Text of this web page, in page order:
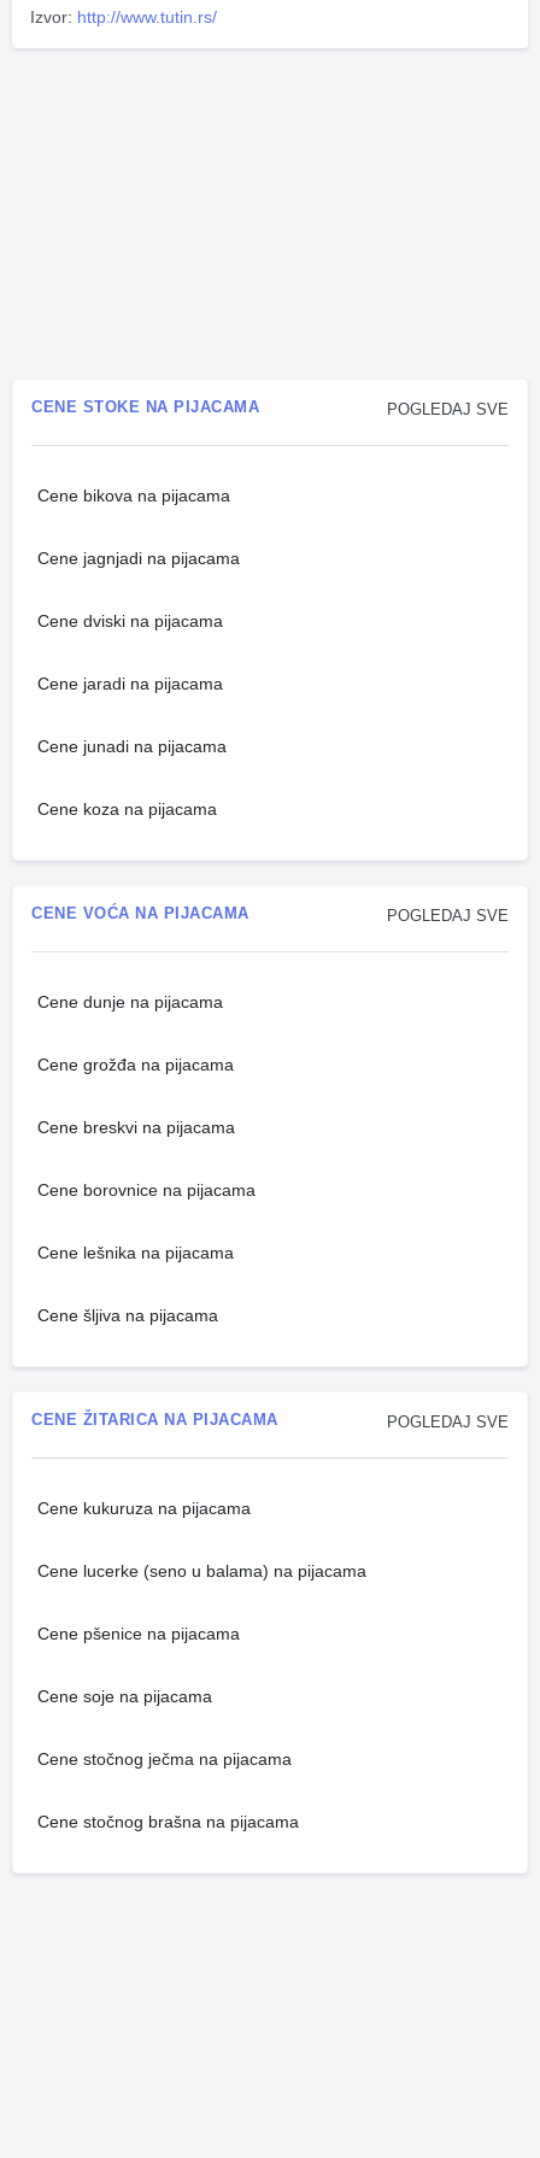
Izvor: http://www.tutin.rs/
POGLEDAJ SVE
CENE STOKE NA PIJACAMA
Cene bikova na pijacama
Cene jagnjadi na pijacama
Cene dviski na pijacama
Cene jaradi na pijacama
Cene junadi na pijacama
Cene koza na pijacama
POGLEDAJ SVE
CENE VOĆA NA PIJACAMA
Cene dunje na pijacama
Cene grožđa na pijacama
Cene breskvi na pijacama
Cene borovnice na pijacama
Cene lešnika na pijacama
Cene šljiva na pijacama
POGLEDAJ SVE
CENE ŽITARICA NA PIJACAMA
Cene kukuruza na pijacama
Cene lucerke (seno u balama) na pijacama
Cene pšenice na pijacama
Cene soje na pijacama
Cene stočnog ječma na pijacama
Cene stočnog brašna na pijacama